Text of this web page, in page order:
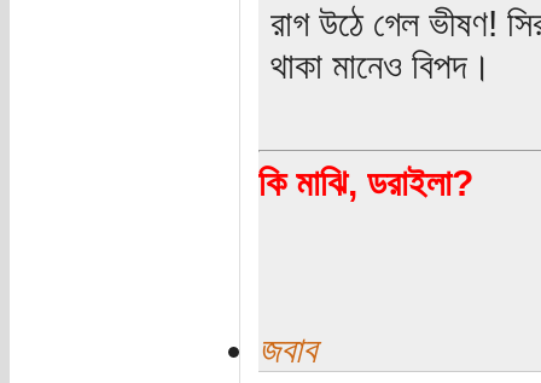
রাগ উঠে গেল ভীষণ!
থাকা মানেও বিপদ।
কি মাঝি, ডরাইলা?
জবাব